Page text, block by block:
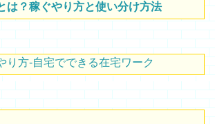
は？稼ぐやり方と使い分け方法
り方-自宅でできる在宅ワーク